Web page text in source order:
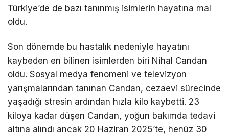
Türkiye’de de bazı tanınmış isimlerin hayatına mal
oldu.
Son dönemde bu hastalık nedeniyle hayatını
kaybeden en bilinen isimlerden biri Nihal Candan
oldu. Sosyal medya fenomeni ve televizyon
yarışmalarından tanınan Candan, cezaevi sürecinde
yaşadığı stresin ardından hızla kilo kaybetti. 23
kiloya kadar düşen Candan, yoğun bakımda tedavi
altına alındı ancak 20 Haziran 2025’te, henüz 30